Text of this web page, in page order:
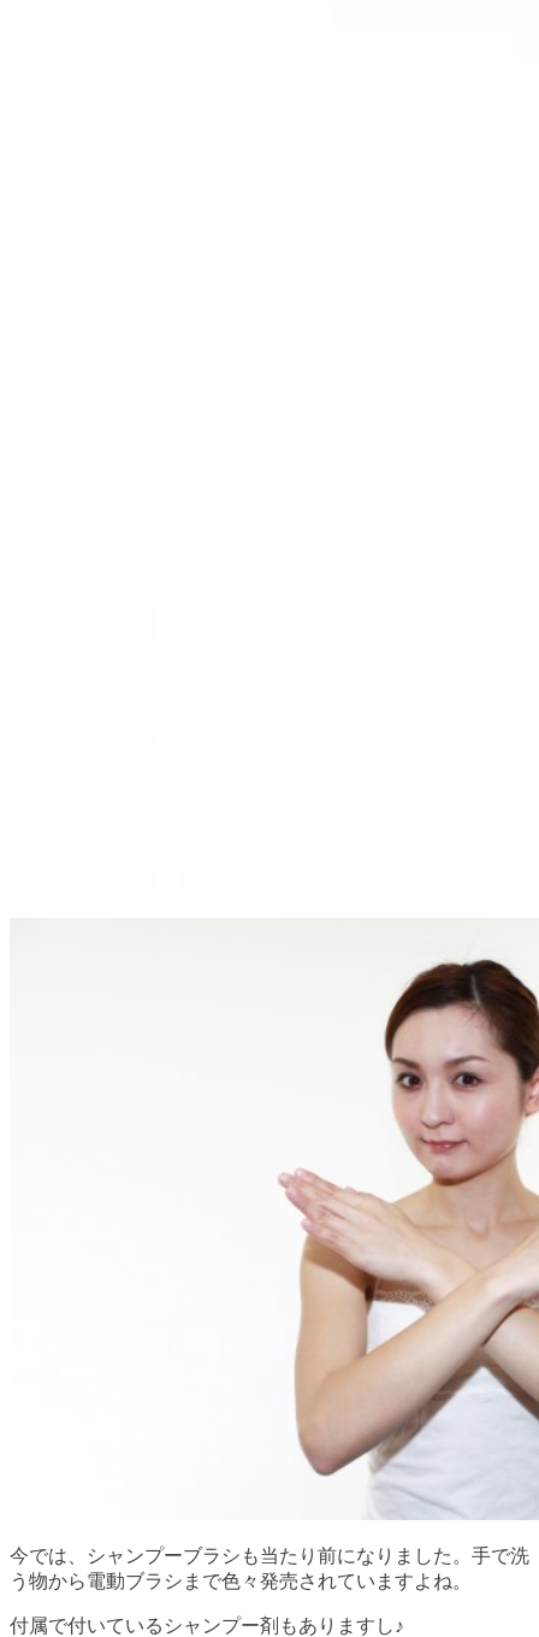
今では、シャンプーブラシも当たり前になりました。手で洗
う物から電動ブラシまで色々発売されていますよね。
付属で付いているシャンプー剤もありますし♪